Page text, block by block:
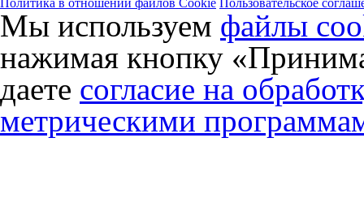
Политика в отношении файлов Cookie Пользовательское
Мы используем файлы
нажимая кнопку
даете согласие на
метрическими